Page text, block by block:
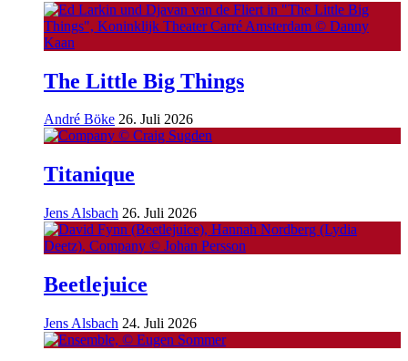
The Little Big Things
André Böke 26. Juli 2026
Titanique
Jens Alsbach 26. Juli 2026
Beetlejuice
Jens Alsbach 24. Juli 2026